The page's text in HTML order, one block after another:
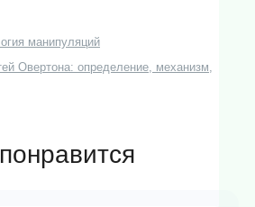
манипуляций
Овертона: определение, механизм,